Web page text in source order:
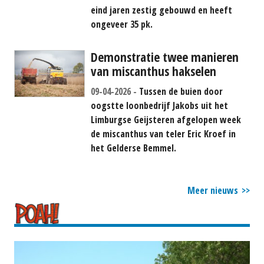
eind jaren zestig gebouwd en heeft
ongeveer 35 pk.
Demonstratie twee manieren
van miscanthus hakselen
09-04-2026
Tussen de buien door
oogstte loonbedrijf Jakobs uit het
Limburgse Geijsteren afgelopen week
de miscanthus van teler Eric Kroef in
het Gelderse Bemmel.
Meer nieuws